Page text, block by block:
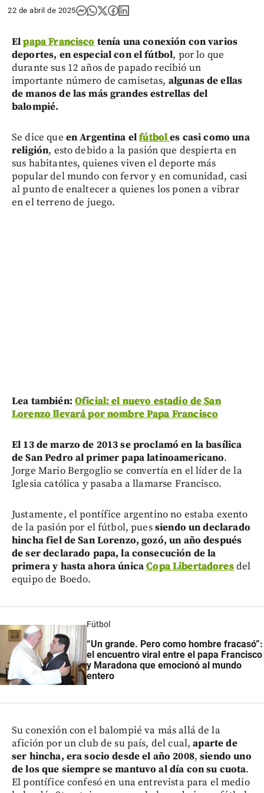
22 de abril de 2025
Elpapa Francisco tenía una conexión con varios
deportes, en especial con el fútbol, por lo que
durante sus 12 años de papado recibió un
importante número de camisetas, algunas de ellas
de manos de las más grandes estrellas del
balompié.
Se dice que en Argentina elfútboles casi como una
religión, esto debido a la pasión que despierta en
sus habitantes, quienes viven el deporte más
popular del mundo con fervor y en comunidad, casi
al punto de enaltecer a quienes los ponen a vibrar
en el terreno de juego.
Lea también: Oficial: el nuevo estadio de San
Lorenzo llevará por nombre Papa Francisco
El 13 de marzo de 2013 se proclamó en la basílica
de San Pedro al primer papa latinoamericano.
Jorge Mario Bergoglio se convertía en el líder de la
Iglesia católica y pasaba a llamarse Francisco.
Justamente, el pontífice argentino no estaba exento
de la pasión por el fútbol, puessiendo un declarado
hincha fiel de San Lorenzo, gozó, un año después
de ser declarado papa, la consecución de la
primera y hasta ahora únicaCopa Libertadoresdel
equipo de Boedo.
Fútbol
“Un grande. Pero como hombre fracasó”:
el encuentro viral entre el papa Francisco
y Maradona que emocionó al mundo
entero
Su conexión con el balompié va más allá de la
afición por un club de su país, del cual,aparte de
ser hincha, era socio desde el año 2008,siendo uno
de los que siempre se mantuvo al día con su cuota.
El pontífice confesó en una entrevista para el medio